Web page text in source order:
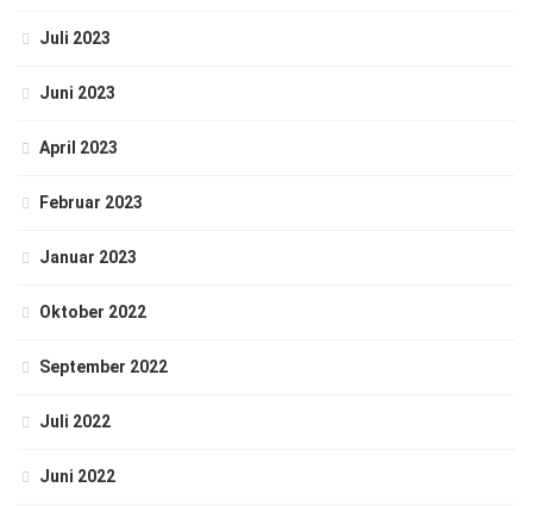
Juli 2023
Juni 2023
April 2023
Februar 2023
Januar 2023
Oktober 2022
September 2022
Juli 2022
Juni 2022